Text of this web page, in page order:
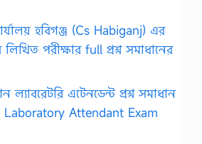
হবিগঞ্জ (Cs Habiganj) এর
লিখিত পরীক্ষার full প্রশ্ন সমাধানের
এটেনডেন্ট প্রশ্ন সমাধান
Laboratory Attendant Exam